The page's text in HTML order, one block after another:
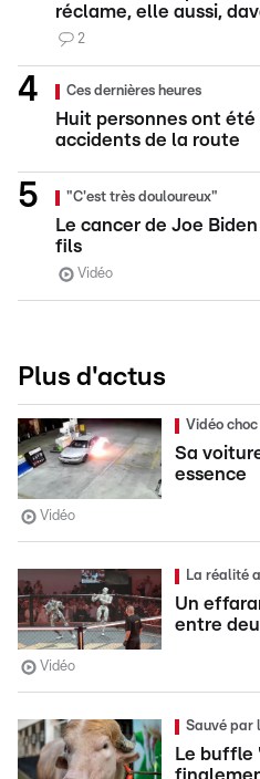
réclame, elle aussi,
2
Ces dernières heures
Huit personnes ont été
accidents de la route
"C'est très douloureux"
Le cancer de Joe
fils
Vidéo
Plus d'actus
Vidéo choc
Sa
essence
Vidéo
La réalité
Un
entre
Vidéo
Sauvé par
Le buffle